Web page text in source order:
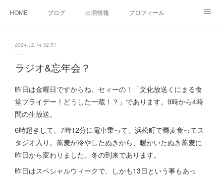
HOME ブログ 出演情報 プロフィール
2024.12.14 02:51
ラジオ&忘年会？
昨日は金曜日ですからね、セィーの！「文化放送くにまる食
堂フライデー！どうした一蔵！？」であります。9時から4時
間の生放送。
6時起きして、7時12分に電車乗って、浜松町で蕎麦食ってス
タジオ入り。蕎麦が冷やしたぬきから、暖かいたぬき蕎麦に
昨日から変わりました。冬の到来であります。
昨日はスペシャルウィークで、しかも13日という事もあっ